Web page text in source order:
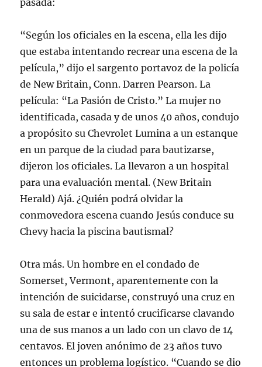
“Según los oficiales en la escena, ella les dijo
que estaba intentando recrear una escena de la
película,” dijo el sargento portavoz de la policía
de New Britain, Conn. Darren Pearson. La
película: “La Pasión de Cristo.” La mujer no
identificada, casada y de unos 40 años, condujo
a propósito su Chevrolet Lumina a un estanque
en un parque de la ciudad para bautizarse,
dijeron los oficiales. La llevaron a un hospital
para una evaluación mental. (New Britain
Herald) Ajá. ¿Quién podrá olvidar la
conmovedora escena cuando Jesús conduce su
Chevy hacia la piscina bautismal?
Otra más. Un hombre en el condado de
Somerset, Vermont, aparentemente con la
intención de suicidarse, construyó una cruz en
su sala de estar e intentó crucificarse clavando
una de sus manos a un lado con un clavo de 14
centavos. El joven anónimo de 23 años tuvo
entonces un problema logístico. “Cuando se dio